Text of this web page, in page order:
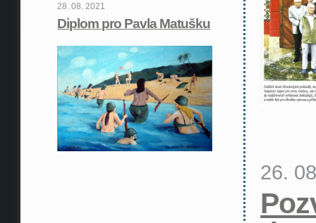
28. 08. 2021
Diplom pro Pavla Matušku
26.